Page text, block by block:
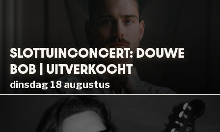
SLOTTUINCONCERT: DOUWE
BOB | UITVERKOCHT
dinsdag 18 augustus